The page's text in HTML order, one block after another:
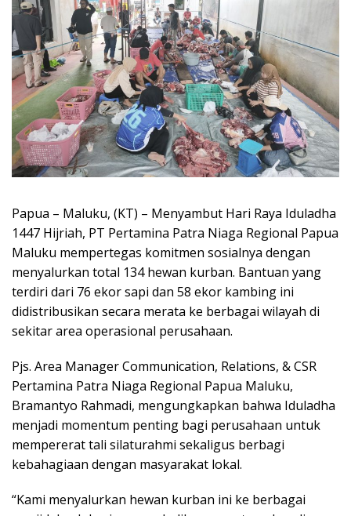
Papua – Maluku, (KT) – Menyambut Hari Raya Iduladha
1447 Hijriah, PT Pertamina Patra Niaga Regional Papua
Maluku mempertegas komitmen sosialnya dengan
menyalurkan total 134 hewan kurban. Bantuan yang
terdiri dari 76 ekor sapi dan 58 ekor kambing ini
didistribusikan secara merata ke berbagai wilayah di
sekitar area operasional perusahaan.
Pjs. Area Manager Communication, Relations, & CSR
Pertamina Patra Niaga Regional Papua Maluku,
Bramantyo Rahmadi, mengungkapkan bahwa Iduladha
menjadi momentum penting bagi perusahaan untuk
mempererat tali silaturahmi sekaligus berbagi
kebahagiaan dengan masyarakat lokal.
“Kami menyalurkan hewan kurban ini ke berbagai